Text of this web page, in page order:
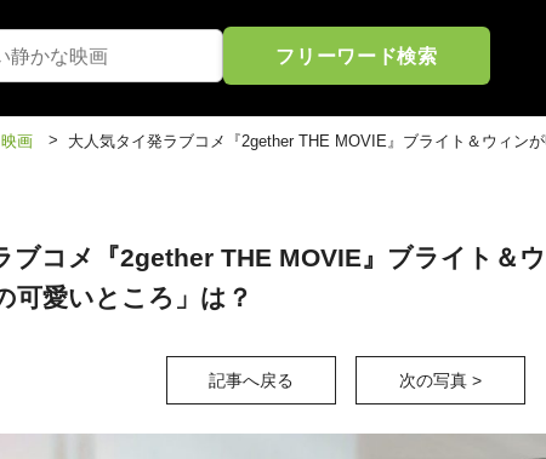
フリーワード検索
映画 > 大人気タイ発ラブコメ『2gether THE MOVIE』ブライト＆ウィン
ブコメ『2gether THE MOVIE』ブライト＆
可愛いところ」は？
記事へ戻る 次の写真 >